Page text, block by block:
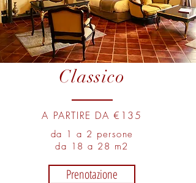
Classico
A PARTIRE DA €135
da 1 a 2 persone
da 18 a 28 m2
Prenotazione